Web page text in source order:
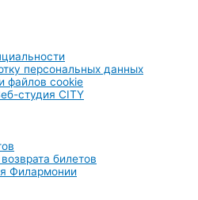
персональных данных
файлов cookie
студия CITY
билетов
Филармонии